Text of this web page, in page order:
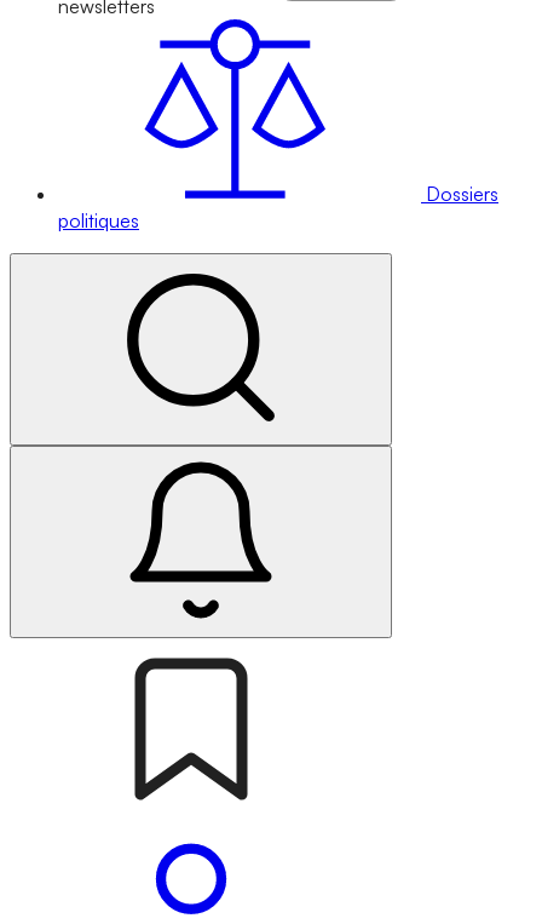
newsletters
Dossiers
politiques